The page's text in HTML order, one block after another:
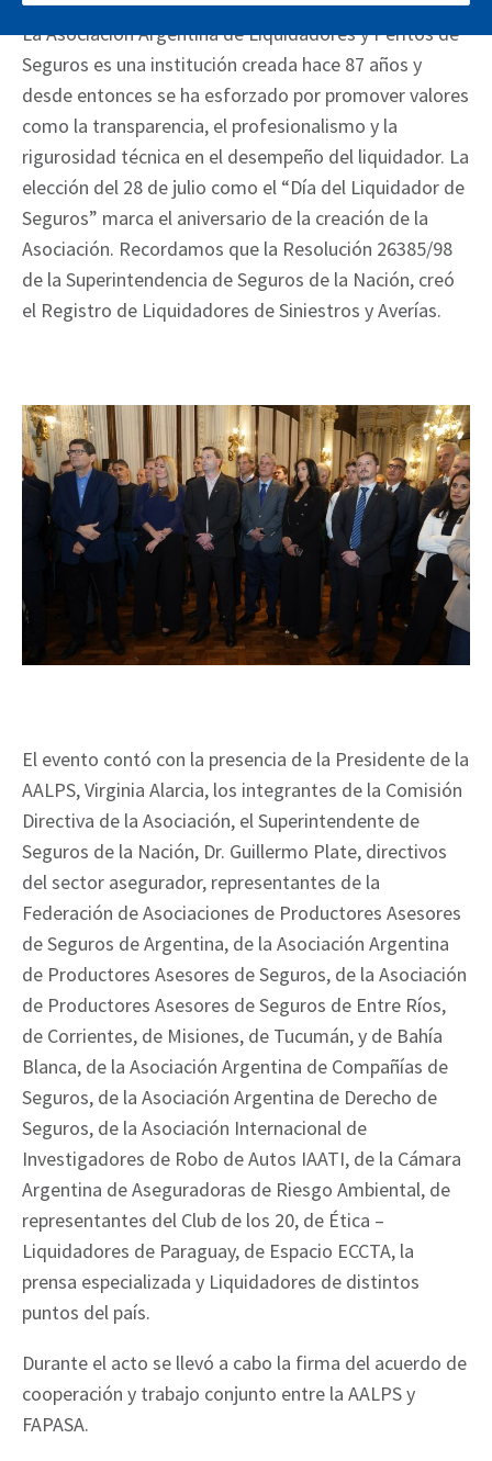
La Asociación Argentina de Liquidadores y Peritos de
Seguros es una institución creada hace 87 años y
desde entonces se ha esforzado por promover valores
como la transparencia, el profesionalismo y la
rigurosidad técnica en el desempeño del liquidador. La
elección del 28 de julio como el “Día del Liquidador de
Seguros” marca el aniversario de la creación de la
Asociación. Recordamos que la Resolución 26385/98
de la Superintendencia de Seguros de la Nación, creó
el Registro de Liquidadores de Siniestros y Averías.
El evento contó con la presencia de la Presidente de la
AALPS, Virginia Alarcia, los integrantes de la Comisión
Directiva de la Asociación, el Superintendente de
Seguros de la Nación, Dr. Guillermo Plate, directivos
del sector asegurador, representantes de la
Federación de Asociaciones de Productores Asesores
de Seguros de Argentina, de la Asociación Argentina
de Productores Asesores de Seguros, de la Asociación
de Productores Asesores de Seguros de Entre Ríos,
de Corrientes, de Misiones, de Tucumán, y de Bahía
Blanca, de la Asociación Argentina de Compañías de
Seguros, de la Asociación Argentina de Derecho de
Seguros, de la Asociación Internacional de
Investigadores de Robo de Autos IAATI, de la Cámara
Argentina de Aseguradoras de Riesgo Ambiental, de
representantes del Club de los 20, de Ética –
Liquidadores de Paraguay, de Espacio ECCTA, la
prensa especializada y Liquidadores de distintos
puntos del país.
Durante el acto se llevó a cabo la firma del acuerdo de
cooperación y trabajo conjunto entre la AALPS y
FAPASA.